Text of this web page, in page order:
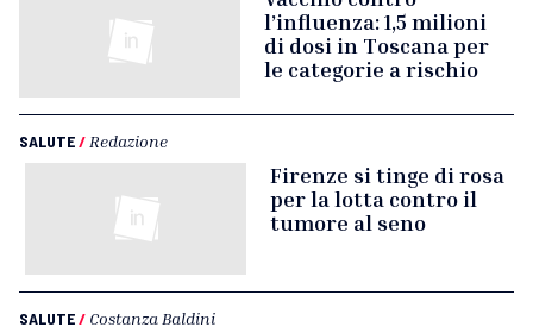
l’influenza: 1,5 milioni
di dosi in Toscana per
le categorie a rischio
SALUTE/ Redazione
Firenze si tinge di rosa
per la lotta contro il
tumore al seno
SALUTE/ Costanza Baldini